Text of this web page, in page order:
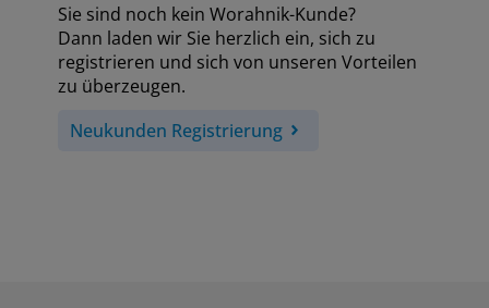
Sie sind noch kein Worahnik-Kunde?
Dann laden wir Sie herzlich ein, sich zu
registrieren und sich von unseren Vorteilen
zu überzeugen.
Neukunden Registrierung